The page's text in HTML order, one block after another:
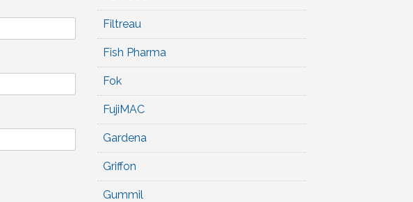
Filtreau
Fish Pharma
Fok
FujiMAC
Gardena
Griffon
Gummil